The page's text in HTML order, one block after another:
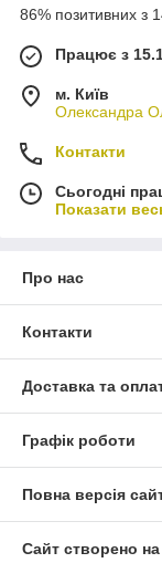
86% позитивних з
Працює з
м. Київ
Олександра
Контакти
Сьогодні
Показати
Про нас
Контакти
Доставка та
Графік роботи
Повна версія
Сайт створено на